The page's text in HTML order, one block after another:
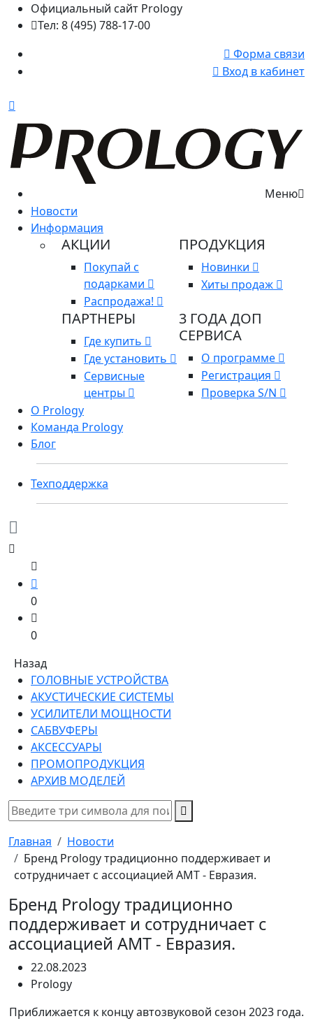
Официальный сайт Prology
Тел: 8 (495) 788-17-00
Форма связи
Вход в кабинет
Меню
Новости
Информация
АКЦИИ
Покупай с
подарками
Распродажа!
ПРОДУКЦИЯ
Новинки
Хиты продаж
ПАРТНЕРЫ
Где купить
Где установить
Сервисные
центры
3 ГОДА ДОП
СЕРВИСА
О программе
Регистрация
Проверка S/N
О Prology
Команда Prology
Блог
Техподдержка
0
0
Назад
ГОЛОВНЫЕ УСТРОЙСТВА
АКУСТИЧЕСКИЕ СИСТЕМЫ
УСИЛИТЕЛИ МОЩНОСТИ
САБВУФЕРЫ
АКСЕССУАРЫ
ПРОМОПРОДУКЦИЯ
АРХИВ МОДЕЛЕЙ
Главная
Новости
Бренд Prology традиционно поддерживает и
сотрудничает с ассоциацией АМТ - Евразия.
Бренд Prology традиционно
поддерживает и сотрудничает с
ассоциацией АМТ - Евразия.
22.08.2023
Prology
Приближается к концу автозвуковой сезон 2023 года.